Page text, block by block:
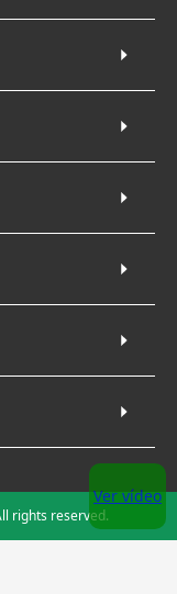
Ver vídeo
rights reserved.